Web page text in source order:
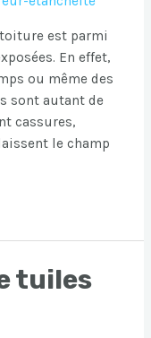
est parmi
En effet,
ou même des
sont autant de
cassures,
le champ
tuiles